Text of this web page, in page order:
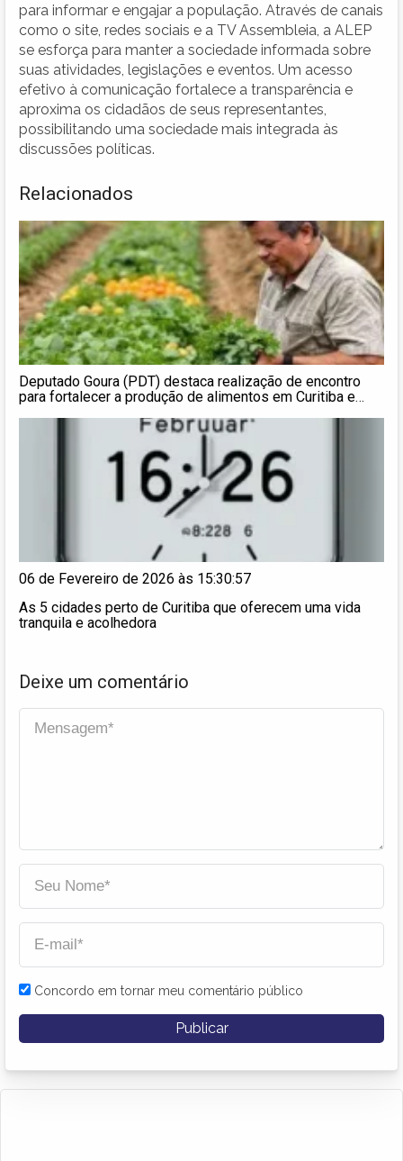
para informar e engajar a população. Através de canais
como o site, redes sociais e a TV Assembleia, a ALEP
se esforça para manter a sociedade informada sobre
suas atividades, legislações e eventos. Um acesso
efetivo à comunicação fortalece a transparência e
aproxima os cidadãos de seus representantes,
possibilitando uma sociedade mais integrada às
discussões políticas.
Relacionados
Deputado Goura (PDT) destaca realização de encontro
para fortalecer a produção de alimentos em Curitiba e
06 de Fevereiro de 2026 às 15:30:57
As 5 cidades perto de Curitiba que oferecem uma vida
tranquila e acolhedora
Deixe um comentário
Concordo em tornar meu comentário público